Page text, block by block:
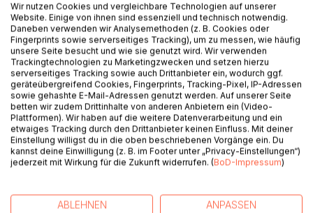
BESCHREIBUNG
Ein Großteil ihres Lebens wurde von Kunst geprägt. Malerei
auf Seide sowie Kohle und Tusche auf Leinwand haben ihr
immer wieder Freude bereitet.
Glück, Sehnsucht und Träumen. Auch Krankheit und Tod
Wir nutzen Cookies und vergleichbare Technologien auf unserer
Website. Einige von ihnen sind essenziell und technisch notwendig.
Daneben verwenden wir Analysemethoden (z. B. Cookies oder
Fingerprints sowie serverseitiges Tracking), um zu messen, wie häufig
unsere Seite besucht und wie sie genutzt wird. Wir verwenden
Trackingtechnologien zu Marketingzwecken und setzen hierzu
serverseitiges Tracking sowie auch Drittanbieter ein, wodurch ggf.
geräteübergreifend Cookies, Fingerprints, Tracking-Pixel, IP-Adressen
sowie gehashte E-Mail-Adressen genutzt werden. Auf unserer Seite
betten wir zudem Drittinhalte von anderen Anbietern ein (Video-
Plattformen). Wir haben auf die weitere Datenverarbeitung und ein
etwaiges Tracking durch den Drittanbieter keinen Einfluss. Mit deiner
Einstellung willigst du in die oben beschriebenen Vorgänge ein. Du
kannst deine Einwilligung (z. B. im Footer unter „Privacy-Einstellungen“)
jederzeit mit Wirkung für die Zukunft widerrufen. (BoD-Impressum)
ABLEHNEN ANPASSEN